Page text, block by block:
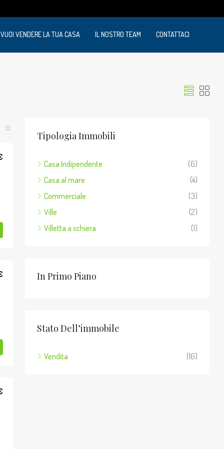
VUOI VENDERE LA TUA CASA IL NOSTRO TEAM CONTATTACI
Tipologia Immobili
Casa Indipendente
(6)
Casa al mare
(4)
Commerciale
(3)
Ville
(2)
Villetta a schiera
(1)
In Primo Piano
Stato Dell’immobile
Vendita (16)